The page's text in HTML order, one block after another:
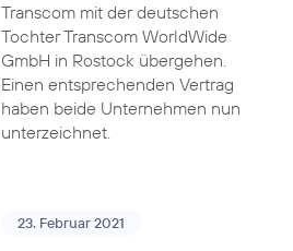
Transcom mit der deutschen
Tochter Transcom WorldWide
GmbH in Rostock übergehen.
Einen entsprechenden Vertrag
haben beide Unternehmen nun
unterzeichnet.
23. Februar 2021